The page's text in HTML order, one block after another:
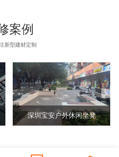
案例
新型建材定制
深圳宝安户外休闲坐凳